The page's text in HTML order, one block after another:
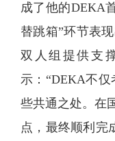
成了他的DEKA
替跳箱”环节表
双人组提供支
示：“DEKA不
些共通之处。在
点，最终顺利完